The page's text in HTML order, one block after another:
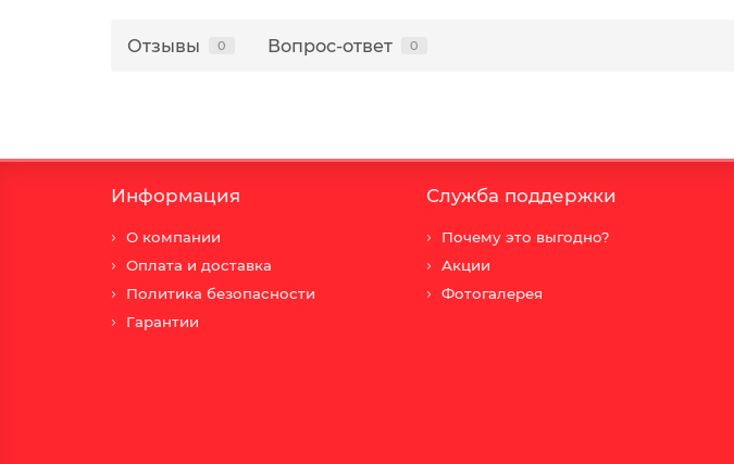
Отзывы 0 Вопрос-ответ 0
Информация
О компании
Оплата и доставка
Политика безопасности
Гарантии
Служба поддержки
Почему это выгодно?
Акции
Фотогалерея